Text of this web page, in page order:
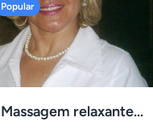
Popular
Massagem relaxante- terapeutica e depilação